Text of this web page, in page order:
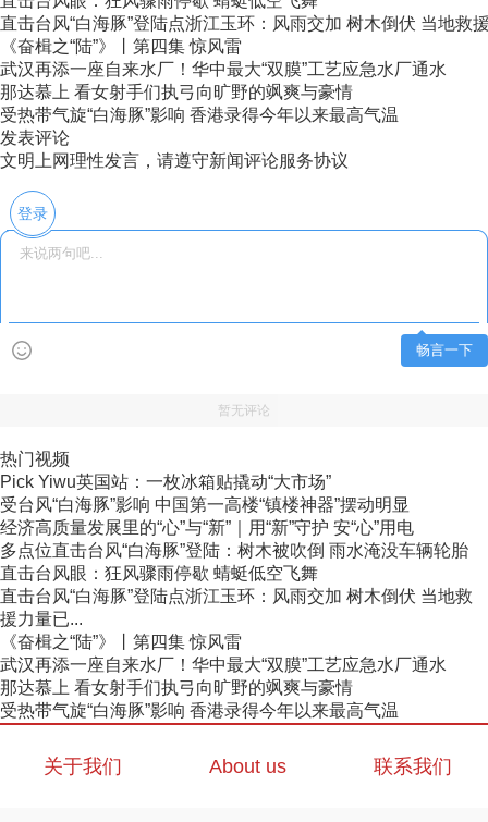
直击台风“白海豚”登陆点浙江玉环：风雨交加 树木倒伏 当地救
《奋楫之“陆”》丨第四集 惊风雷
武汉再添一座自来水厂！华中最大“双膜”工艺应急水厂通水
那达慕上 看女射手们执弓向旷野的飒爽与豪情
受热带气旋“白海豚”影响 香港录得今年以来最高气温
发表评论
文明上网理性发言，请遵守新闻评论服务协议
登录
畅言一下
暂无评论
热门视频
Pick Yiwu英国站：一枚冰箱贴撬动“大市场”
受台风“白海豚”影响 中国第一高楼“镇楼神器”摆动明显
经济高质量发展里的“心”与“新”｜用“新”守护 安“心”用电
多点位直击台风“白海豚”登陆：树木被吹倒 雨水淹没车辆轮胎
直击台风眼：狂风骤雨停歇 蜻蜓低空飞舞
直击台风“白海豚”登陆点浙江玉环：风雨交加 树木倒伏 当地救
援力量已...
《奋楫之“陆”》丨第四集 惊风雷
武汉再添一座自来水厂！华中最大“双膜”工艺应急水厂通水
那达慕上 看女射手们执弓向旷野的飒爽与豪情
受热带气旋“白海豚”影响 香港录得今年以来最高气温
关于我们 About us 联系我们